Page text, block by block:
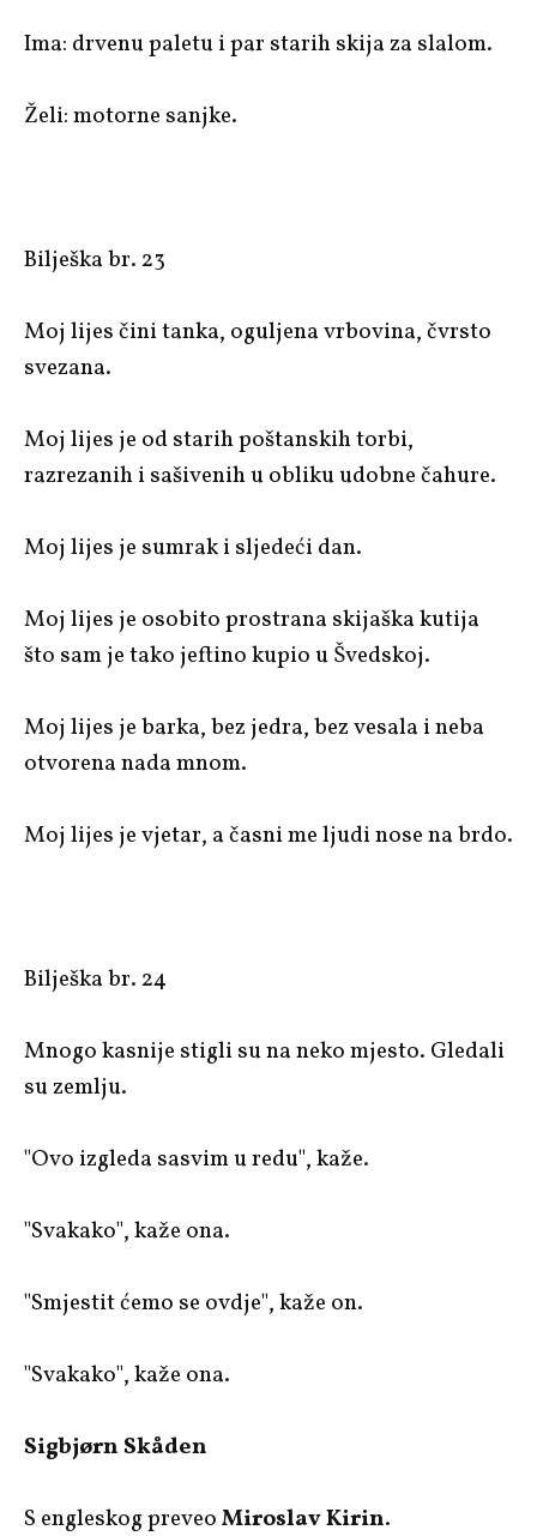
Ima: drvenu paletu i par starih skija za slalom.
Želi: motorne sanjke.
Bilješka br. 23
Moj lijes čini tanka, oguljena vrbovina, čvrsto
svezana.
Moj lijes je od starih poštanskih torbi,
razrezanih i sašivenih u obliku udobne čahure.
Moj lijes je sumrak i sljedeći dan.
Moj lijes je osobito prostrana skijaška kutija
što sam je tako jeftino kupio u Švedskoj.
Moj lijes je barka, bez jedra, bez vesala i neba
otvorena nada mnom.
Moj lijes je vjetar, a časni me ljudi nose na brdo.
Bilješka br. 24
Mnogo kasnije stigli su na neko mjesto. Gledali
su zemlju.
"Ovo izgleda sasvim u redu", kaže.
"Svakako", kaže ona.
"Smjestit ćemo se ovdje", kaže on.
"Svakako", kaže ona.
Sigbjørn Skåden
S engleskog preveoMiroslav Kirin.